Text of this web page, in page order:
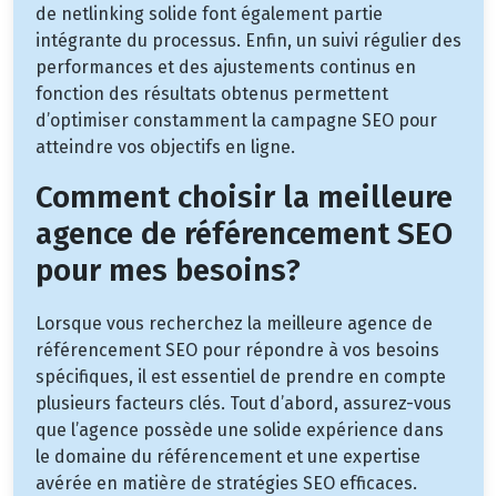
de netlinking solide font également partie
intégrante du processus. Enfin, un suivi régulier des
performances et des ajustements continus en
fonction des résultats obtenus permettent
d’optimiser constamment la campagne SEO pour
atteindre vos objectifs en ligne.
Comment choisir la meilleure
agence de référencement SEO
pour mes besoins?
Lorsque vous recherchez la meilleure agence de
référencement SEO pour répondre à vos besoins
spécifiques, il est essentiel de prendre en compte
plusieurs facteurs clés. Tout d’abord, assurez-vous
que l’agence possède une solide expérience dans
le domaine du référencement et une expertise
avérée en matière de stratégies SEO efficaces.